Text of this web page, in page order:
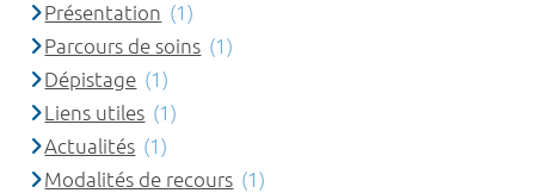
Présentation (1)
Parcours de soins (1)
Dépistage (1)
Liens utiles (1)
Actualités (1)
Modalités de recours (1)